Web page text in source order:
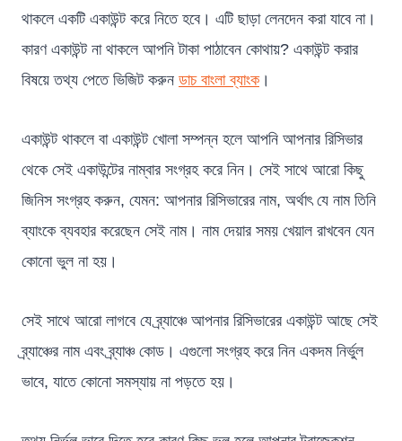
থাকলে একটি একাউন্ট করে নিতে হবে। এটি ছাড়া লেনদেন করা যাবে না।
কারণ একাউন্ট না থাকলে আপনি টাকা পাঠাবেন কোথায়? একাউন্ট করার
বিষয়ে তথ্য পেতে ভিজিট করুন ডাচ বাংলা ব্যাংক।
একাউন্ট থাকলে বা একাউন্ট খোলা সম্পন্ন হলে আপনি আপনার রিসিভার
থেকে সেই একাউন্টের নাম্বার সংগ্রহ করে নিন। সেই সাথে আরো কিছু
জিনিস সংগ্রহ করুন, যেমন: আপনার রিসিভারের নাম, অর্থাৎ যে নাম তিনি
ব্যাংকে ব্যবহার করেছেন সেই নাম। নাম দেয়ার সময় খেয়াল রাখবেন যেন
কোনো ভুল না হয়।
সেই সাথে আরো লাগবে যে ব্র্যাঞ্চে আপনার রিসিভারের একাউন্ট আছে সেই
ব্র্যাঞ্চের নাম এবং ব্র্যাঞ্চ কোড। এগুলো সংগ্রহ করে নিন একদম নির্ভুল
ভাবে, যাতে কোনো সমস্যায় না পড়তে হয়।